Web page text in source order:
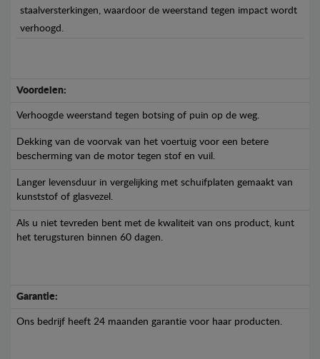
staalversterkingen, waardoor de weerstand tegen impact wordt
verhoogd.
Voordelen:
Verhoogde weerstand tegen botsing of puin op de weg.
Dekking van de voorvak van het voertuig voor een betere
bescherming van de motor tegen stof en vuil.
Langer levensduur in vergelijking met schuifplaten gemaakt van
kunststof of glasvezel.
Als u niet tevreden bent met de kwaliteit van ons product, kunt
het terugsturen binnen 60 dagen.
Garantie:
Ons bedrijf heeft 24 maanden garantie voor haar producten.